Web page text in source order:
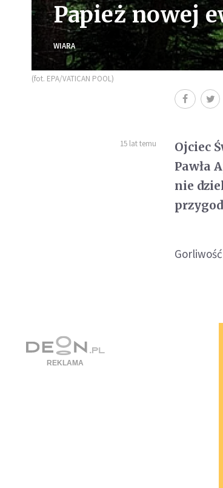
Papież nowej
WIARA
(fot. EPA/VATICAN POOL)
15 lat temu
Ojciec
Pawła
nie